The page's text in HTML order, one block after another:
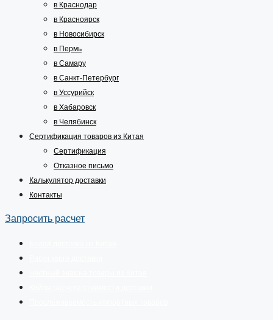
в Краснодар
в Красноярск
в Новосибирск
в Пермь
в Самару
в Санкт-Петербург
в Уссурийск
в Хабаровск
в Челябинск
Сертификация товаров из Китая
Сертификация
Отказное письмо
Калькулятор доставки
Контакты
Запросить расчет